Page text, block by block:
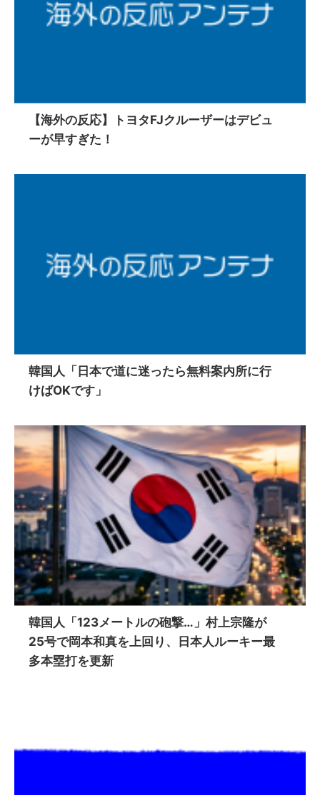
【海外の反応】トヨタFJクルーザーはデビュ
ーが早すぎた！
韓国人「日本で道に迷ったら無料案内所に行
けばOKです」
韓国人「123メートルの砲撃…」村上宗隆が
25号で岡本和真を上回り、日本人ルーキー最
多本塁打を更新